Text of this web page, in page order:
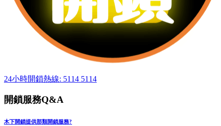
24小時開鎖熱線: 5114 5114
開鎖服務Q&A
木下開鎖提供那類開鎖服務?